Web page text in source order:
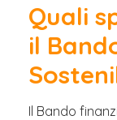
Quali
il
Il Bando